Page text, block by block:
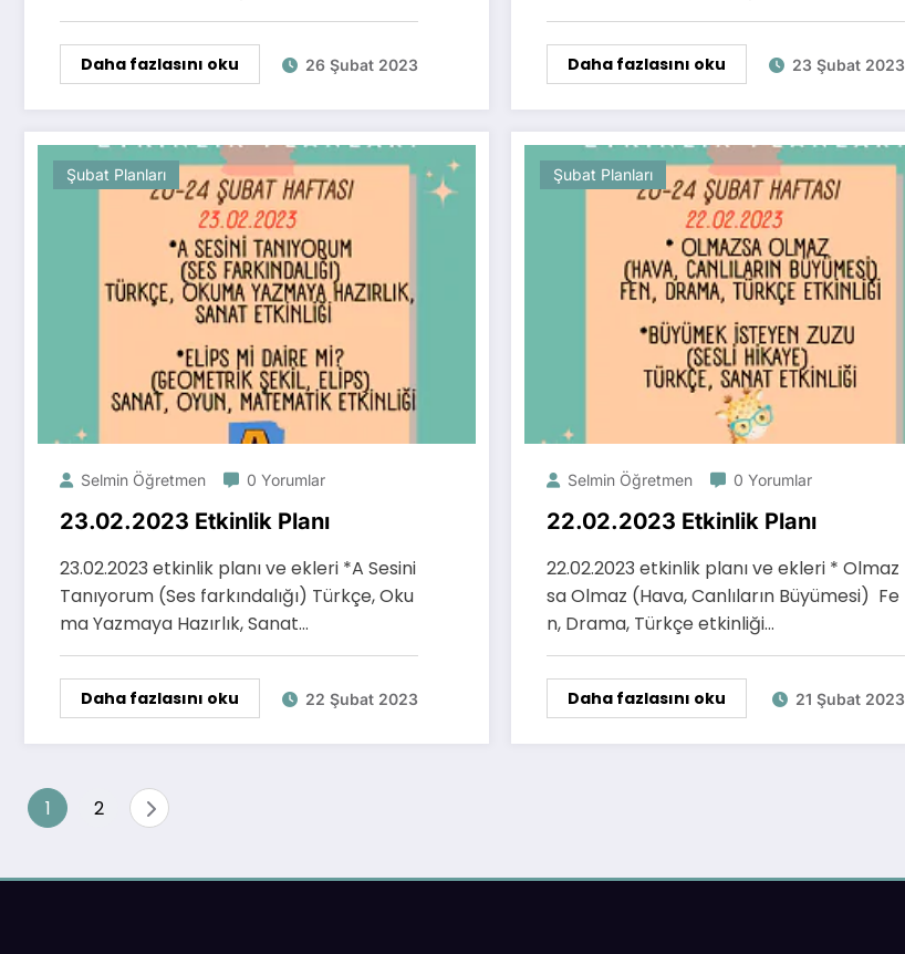
Daha fazlasını oku 26 Şubat 2023 Daha fazlasını oku 23 Şubat 2023
Şubat Planları
Selmin Öğretmen 0 Yorumlar
23.02.2023 Etkinlik Planı
23.02.2023 etkinlik planı ve ekleri *A Sesini
Tanıyorum (Ses farkındalığı) Türkçe, Oku
ma Yazmaya Hazırlık, Sanat…
Daha fazlasını oku 22 Şubat 2023
Şubat Planları
Selmin Öğretmen 0 Yorumlar
22.02.2023 Etkinlik Planı
22.02.2023 etkinlik planı ve ekleri * Olmaz
sa Olmaz (Hava, Canlıların Büyümesi) Fe
n, Drama, Türkçe etkinliği…
Daha fazlasını oku 21 Şubat 2023
Yazı
1 2